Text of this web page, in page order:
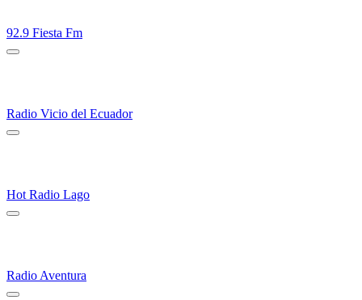
92.9 Fiesta Fm
Radio Vicio del Ecuador
Hot Radio Lago
Radio Aventura